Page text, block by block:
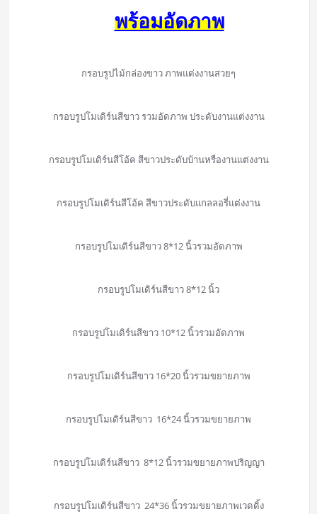
พร้อมอัดภาพ
กรอบรูปไม้กล่องขาว ภาพแต่งงานสวยๆ
กรอบรูปโมเดิร์นสีขาว รวมอัดภาพ ประดับงานแต่งงาน
กรอบรูปโมเดิร์นสีโอ้ค สีขาวประดับบ้านหรืองานแต่งงาน
กรอบรูปโมเดิร์นสีโอ้ค สีขาวประดับแกลลอรี่แต่งงาน
กรอบรูปโมเดิร์นสีขาว 8*12 นิ้วรวมอัดภาพ
กรอบรูปโมเดิร์นสีขาว 8*12 นิ้ว
กรอบรูปโมเดิร์นสีขาว 10*12 นิ้วรวมอัดภาพ
กรอบรูปโมเดิร์นสีขาว 16*20 นิ้วรวมขยายภาพ
กรอบรูปโมเดิร์นสีขาว 16*24 นิ้วรวมขยายภาพ
กรอบรูปโมเดิร์นสีขาว 8*12 นิ้วรวมขยายภาพปริญญา
กรอบรูปโมเดิร์นสีขาว 24*36 นิ้วรวมขยายภาพเวดดิ้ง